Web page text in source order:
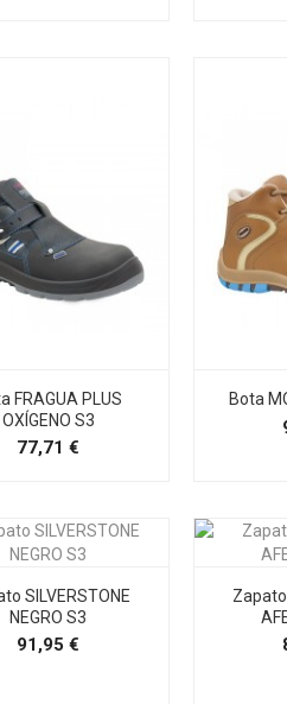
FRAGUA PLUS
OXÍGENO S3
77,71 €
Bota
SILVERSTONE
NEGRO S3
91,95 €
Zapato